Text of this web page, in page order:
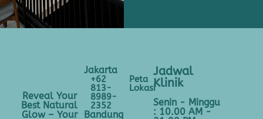
Reveal Your
Best Natural
Glow – Your
Jakarta
+62
813-
8989-
2352
Peta
Lokasi
Bandung
Jadwal
Klinik
Senin - Minggu
: 10.00 AM -